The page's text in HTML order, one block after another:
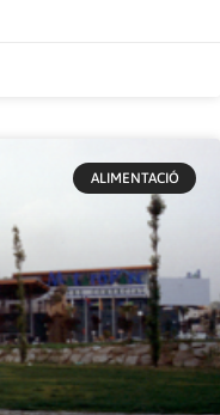
ALIMENTACIÓ